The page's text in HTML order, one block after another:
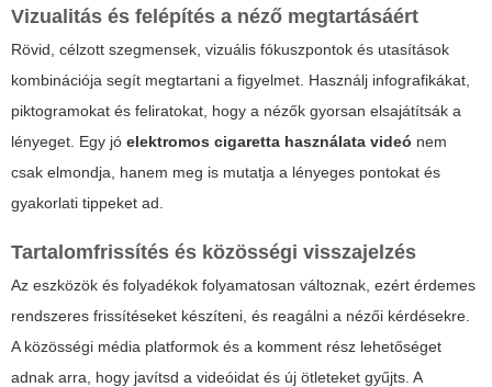
Vizualitás és felépítés a néző megtartásáért
Rövid, célzott szegmensek, vizuális fókuszpontok és utasítások
kombinációja segít megtartani a figyelmet. Használj infografikákat,
piktogramokat és feliratokat, hogy a nézők gyorsan elsajátítsák a
lényeget. Egy jó elektromos cigaretta használata videó nem
csak elmondja, hanem meg is mutatja a lényeges pontokat és
gyakorlati tippeket ad.
Tartalomfrissítés és közösségi visszajelzés
Az eszközök és folyadékok folyamatosan változnak, ezért érdemes
rendszeres frissítéseket készíteni, és reagálni a nézői kérdésekre.
A közösségi média platformok és a komment rész lehetőséget
adnak arra, hogy javítsd a videóidat és új ötleteket gyűjts. A